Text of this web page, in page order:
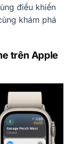
điều khiển
khám phá
trên Apple